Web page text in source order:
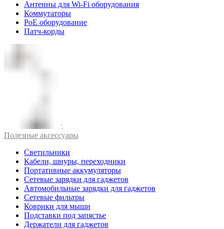
Антенны для Wi-Fi оборудования
Коммутаторы
PoE оборудование
Патч-корды
Полезные аксессуары
Светильники
Кабели, шнуры, переходники
Портативные аккумуляторы
Сетевые зарядки для гаджетов
Автомобильные зарядки для гаджетов
Сетевые фильтры
Коврики для мыши
Подставки под запястье
Держатели для гаджетов